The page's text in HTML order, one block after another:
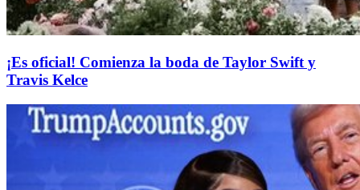
¡Es oficial! Comienza la boda de Taylor Swift y
Travis Kelce